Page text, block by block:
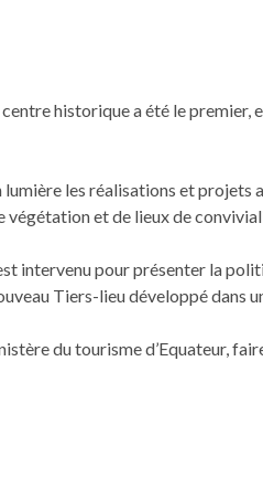
historique a été le
les réalisations et projets
végétation et de lieux de
intervenu pour présenter la
Tiers-lieu développé dans
du tourisme d’Equateur,